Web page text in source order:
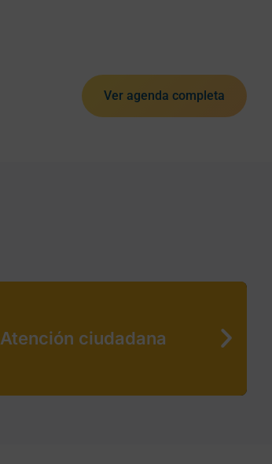
Ver agenda completa
Atención ciudadana